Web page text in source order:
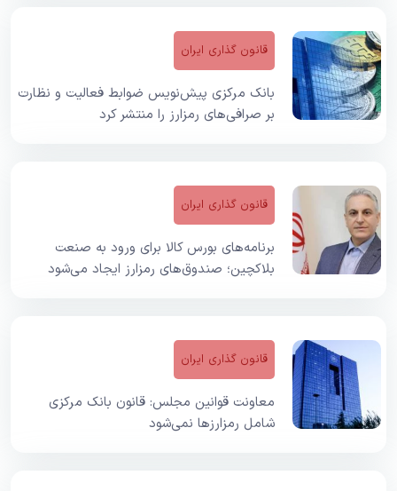
قانون گذاری ایران
بانک مرکزی پیش‌نویس ضوابط فعالیت و نظارت
بر صرافی‌های رمزارز را منتشر کرد
قانون گذاری ایران
برنامه‌های بورس کالا برای ورود به صنعت
بلاکچین؛ صندوق‌های رمزارز ایجاد می‌شود
قانون گذاری ایران
معاونت قوانین مجلس: قانون بانک مرکزی
شامل رمزارز‌ها نمی‌شود